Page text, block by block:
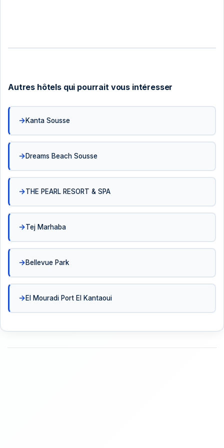
Autres hôtels qui pourrait vous intéresser
Kanta Sousse
Dreams Beach Sousse
THE PEARL RESORT & SPA
Tej Marhaba
Bellevue Park
El Mouradi Port El Kantaoui